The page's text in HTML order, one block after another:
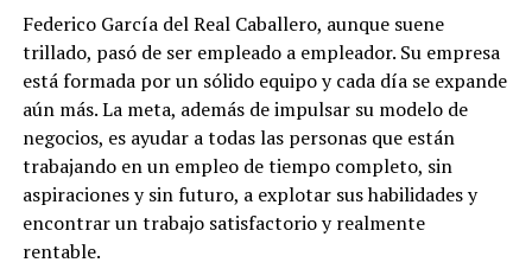
Federico García del Real Caballero, aunque suene
trillado, pasó de ser empleado a empleador. Su empresa
está formada por un sólido equipo y cada día se expande
aún más. La meta, además de impulsar su modelo de
negocios, es ayudar a todas las personas que están
trabajando en un empleo de tiempo completo, sin
aspiraciones y sin futuro, a explotar sus habilidades y
encontrar un trabajo satisfactorio y realmente
rentable.